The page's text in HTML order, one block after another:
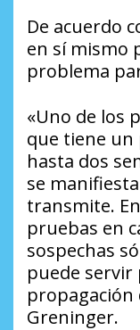
De acuerdo
en sí mismo
problema
«Uno de los
que tiene un
hasta dos
se
transmite.
pruebas en
sospechas
puede servir
propagación
Greninger.